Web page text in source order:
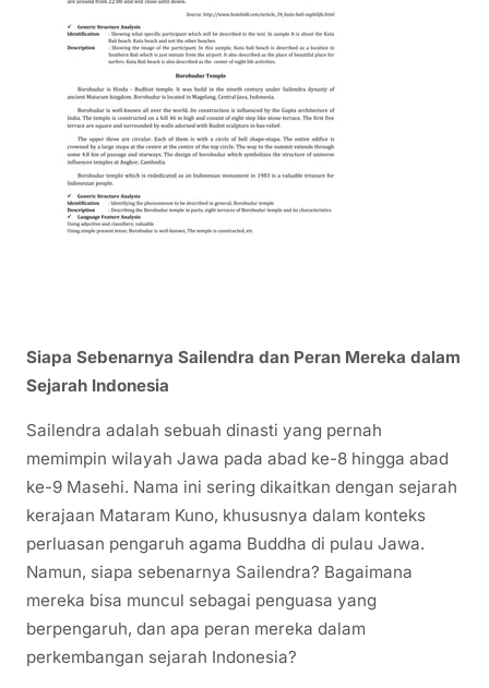
Siapa Sebenarnya Sailendra dan Peran Mereka dalam
Sejarah Indonesia
Sailendra adalah sebuah dinasti yang pernah
memimpin wilayah Jawa pada abad ke-8 hingga abad
ke-9 Masehi. Nama ini sering dikaitkan dengan sejarah
kerajaan Mataram Kuno, khususnya dalam konteks
perluasan pengaruh agama Buddha di pulau Jawa.
Namun, siapa sebenarnya Sailendra? Bagaimana
mereka bisa muncul sebagai penguasa yang
berpengaruh, dan apa peran mereka dalam
perkembangan sejarah Indonesia?